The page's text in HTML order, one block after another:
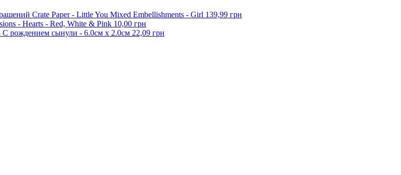
Crate Paper - Little You Mixed Embellishments - Girl 139,99 грн
- Hearts - Red, White & Pink 10,00 грн
рождением сынули - 6.0см x 2.0см 22,09 грн